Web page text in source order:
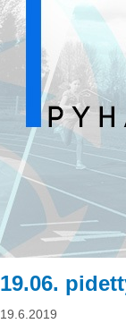
19.06.
19.6.2019